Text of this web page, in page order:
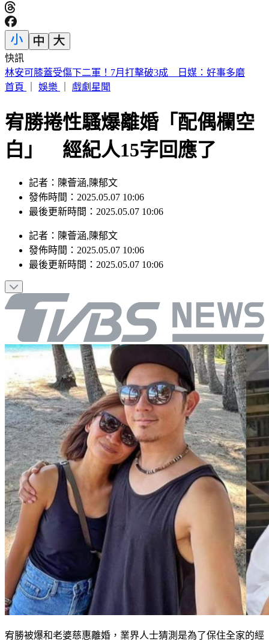
快訊
SBS歌謠大戰／BABYMONSTER幹練舞台裝辣翻 熱情邀舞
一起跳
宥勝捲性騷爆離婚「配偶欄空
白」 經紀人15字回應了
記者：陳薈涵,陳郁文
發佈時間：2025.05.07 10:06
記者：陳薈涵,陳郁文
發佈時間：2025.05.07 10:06